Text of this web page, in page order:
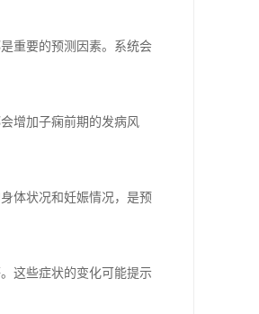
重要的预测因素。系统会
增加子痫前期的发病风
体状况和妊娠情况，是预
这些症状的变化可能提示